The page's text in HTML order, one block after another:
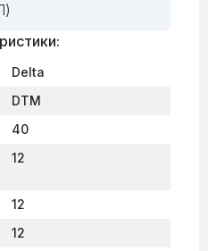
Delta
DTM
40
12
12
12